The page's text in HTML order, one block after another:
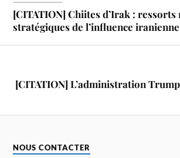
[CITATION] Chiites d’Irak :
stratégiques de l’influence iranienne
[CITATION] L’administration
NOUS CONTACTER